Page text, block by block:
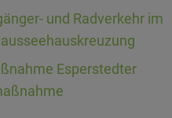
und Radverkehr im
Esperstedter